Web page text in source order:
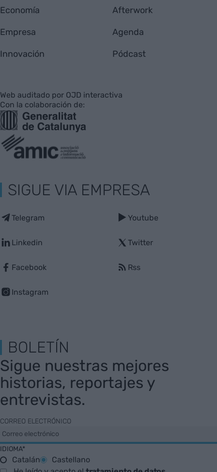
Economía
Empresa
Innovación
Afterwork
Agenda
Pódcast
Web auditado por OJD interactiva
Con la colaboración de:
SIGUE VIA EMPRESA
Telegram
Linkedin
Facebook
Instagram
Youtube
Twitter
Rss
BOLETÍN
Sigue nuestras mejores
historias, reportajes y
entrevistas.
CORREO ELECTRÓNICO
IDIOMA*
Catalán
Castellano